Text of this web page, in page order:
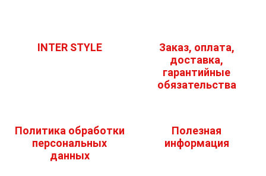
INTER STYLE
Заказ, оплата,
доставка,
гарантийные
обязательства
Политика обработки
персональных
данных
Полезная
информация